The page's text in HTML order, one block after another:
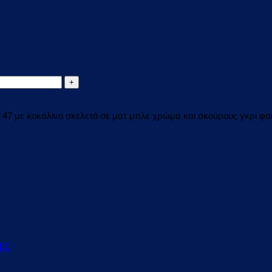
με κοκάλινο σκελετό σε ματ μπλε χρώμα και σκούρους γκρι